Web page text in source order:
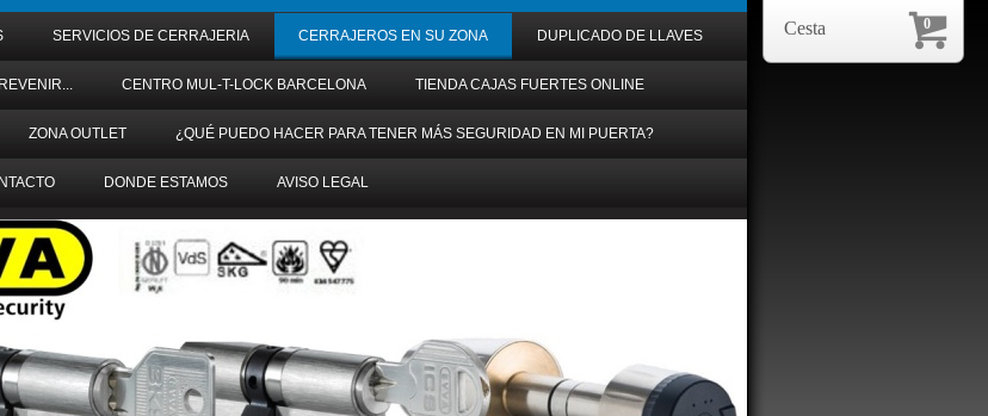
SERVICIOS DE CERRAJERIA CERRAJEROS EN SU ZONA DUPLICADO DE LLAVES
CENTRO MUL-T-LOCK BARCELONA TIENDA CAJAS FUERTES ONLINE
ZONA OUTLET ¿QUÉ PUEDO HACER PARA TENER MÁS SEGURIDAD EN MI PUERTA?
DONDE ESTAMOS AVISO LEGAL
0
Cesta